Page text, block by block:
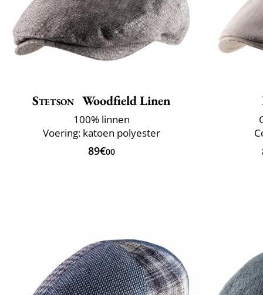
Stetson Woodfield Linen
100% linnen
Voering: katoen polyester
89€00